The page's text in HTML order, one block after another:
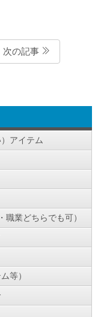
次の記事
アイテム
業どちらでも可）
等）